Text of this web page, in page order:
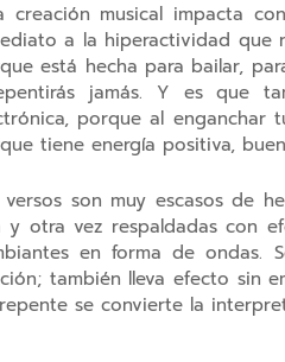
creación musical impacta
a la hiperactividad que
está hecha para bailar,
jamás. Y es que
porque al enganchar
tiene energía positiva,
versos son muy escasos de
y otra vez respaldadas con
en forma de ondas.
también lleva efecto sin
se convierte la